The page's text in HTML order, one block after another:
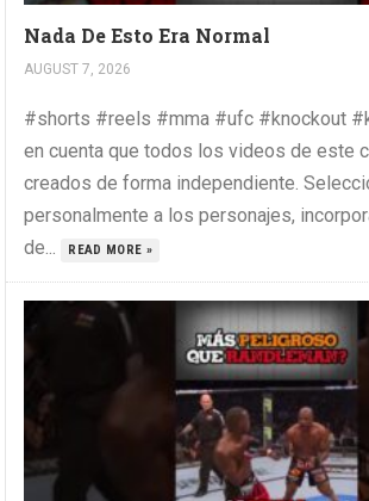
Nada De Esto Era Normal
AUGUST 7, 2026
#shorts #reels #mma #ufc #knockout
en cuenta que todos los videos de este
creados de forma independiente.
personalmente a los personajes,
de...
READ MORE »